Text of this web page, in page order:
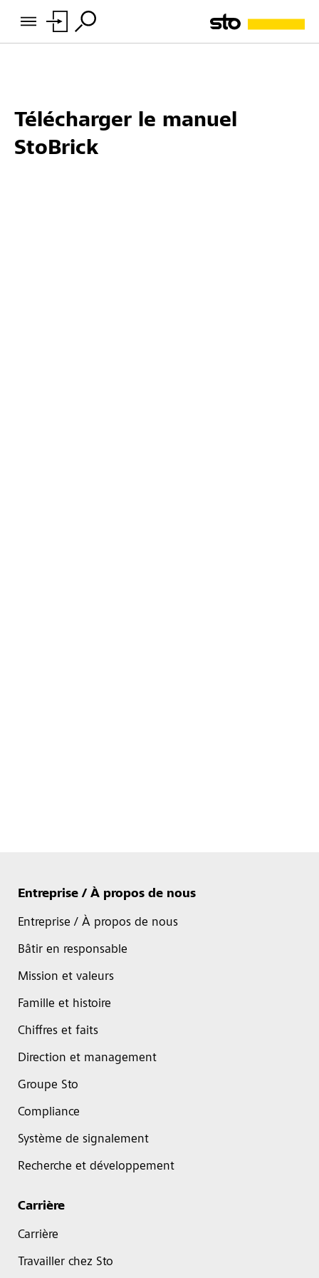
Télécharger le manuel
StoBrick
Entreprise / À propos de nous
Entreprise / À propos de nous
Bâtir en responsable
Mission et valeurs
Famille et histoire
Chiffres et faits
Direction et management
Groupe Sto
Compliance
Système de signalement
Recherche et développement
Carrière
Carrière
Travailler chez Sto